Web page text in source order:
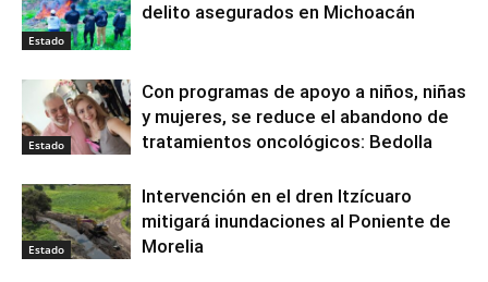
Estado
delito asegurados en Michoacán
Estado
Con programas de apoyo a niños, niñas
y mujeres, se reduce el abandono de
tratamientos oncológicos: Bedolla
Estado
Intervención en el dren Itzícuaro
mitigará inundaciones al Poniente de
Morelia